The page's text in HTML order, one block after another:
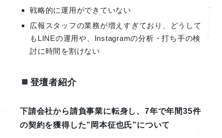
戦略的に運用ができていない
広報スタッフの業務が増えすぎており、どうして
もLINEの運用や、Instagramの分析・打ち手の検
討に時間を割けない
登壇者紹介
下請会社から請負事業に転身し、7年で年間35件
の契約を獲得した”岡本征也氏”について